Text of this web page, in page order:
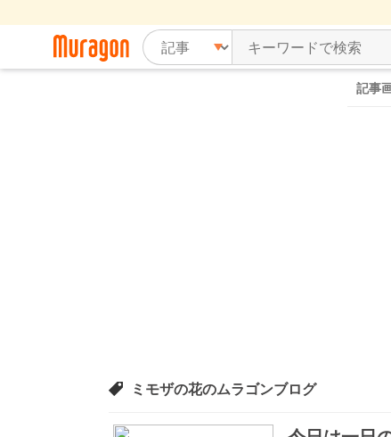
記事
ミモザの花のムラゴンブログ